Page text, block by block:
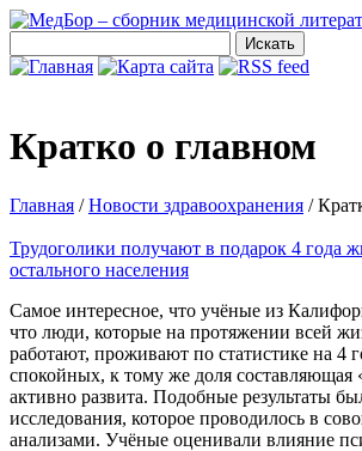
Кратко о главном
Главная /Новости здравоохранения /
Трудоголики получают в подарок 4 года
остального населения
Самое интересное, что учёные из
что люди, которые на протяжении всей
работают, проживают по статистике на 4
спокойных, к тому же доля составляющая
активно развита. Подобные результаты
исследования, которое проводилось в
анализами. Учёные оценивали влияние